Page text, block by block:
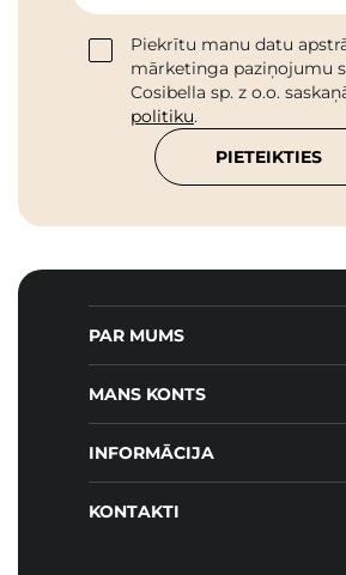
Piekrītu manu datu
mārketinga paziņojumu
Cosibella sp. z o.o.
politiku.
PIETEIKTIES
PAR MUMS
MANS KONTS
INFORMĀCIJA
KONTAKTI